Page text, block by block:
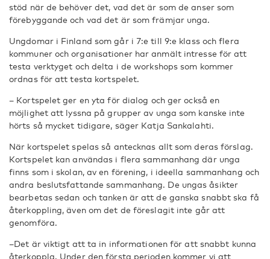
stöd när de behöver det, vad det är som de anser som
förebyggande och vad det är som främjar unga.
Ungdomar i Finland som går i 7:e till 9:e klass och flera
kommuner och organisationer har anmält intresse för att
testa verktyget och delta i de workshops som kommer
ordnas för att testa kortspelet.
– Kortspelet ger en yta för dialog och ger också en
möjlighet att lyssna på grupper av unga som kanske inte
hörts så mycket tidigare, säger Katja Sankalahti.
När kortspelet spelas så antecknas allt som deras förslag.
Kortspelet kan användas i flera sammanhang där unga
finns som i skolan, av en förening, i ideella sammanhang och
andra beslutsfattande sammanhang. De ungas åsikter
bearbetas sedan och tanken är att de ganska snabbt ska få
återkoppling, även om det de föreslagit inte går att
genomföra.
–Det är viktigt att ta in informationen för att snabbt kunna
återkoppla. Under den första perioden kommer vi att